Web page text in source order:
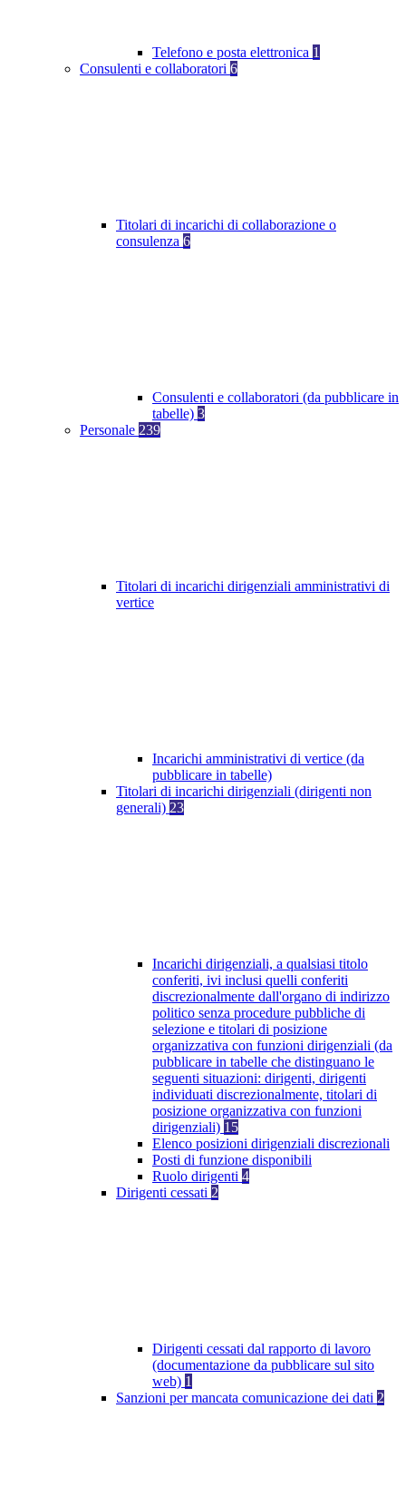
Telefono e posta elettronica 1
Consulenti e collaboratori 6
Titolari di incarichi di collaborazione o
consulenza 6
Consulenti e collaboratori (da pubblicare in
tabelle) 3
Personale 239
Titolari di incarichi dirigenziali amministrativi di
vertice
Incarichi amministrativi di vertice (da
pubblicare in tabelle)
Titolari di incarichi dirigenziali (dirigenti non
generali) 23
Incarichi dirigenziali, a qualsiasi titolo
conferiti, ivi inclusi quelli conferiti
discrezionalmente dall'organo di indirizzo
politico senza procedure pubbliche di
selezione e titolari di posizione
organizzativa con funzioni dirigenziali (da
pubblicare in tabelle che distinguano le
seguenti situazioni: dirigenti, dirigenti
individuati discrezionalmente, titolari di
posizione organizzativa con funzioni
dirigenziali) 15
Elenco posizioni dirigenziali discrezionali
Posti di funzione disponibili
Ruolo dirigenti 4
Dirigenti cessati 2
Dirigenti cessati dal rapporto di lavoro
(documentazione da pubblicare sul sito
web) 1
Sanzioni per mancata comunicazione dei dati 2